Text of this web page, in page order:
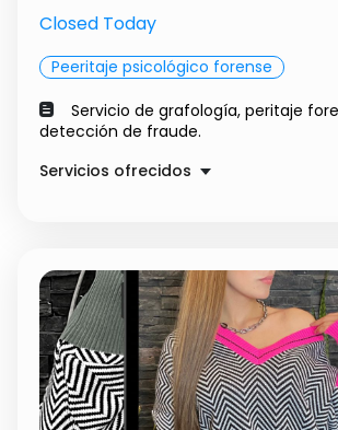
Closed Today
Peeritaje psicológico forense
Servicio de grafología, peritaje
detección de fraude.
Servicios ofrecidos